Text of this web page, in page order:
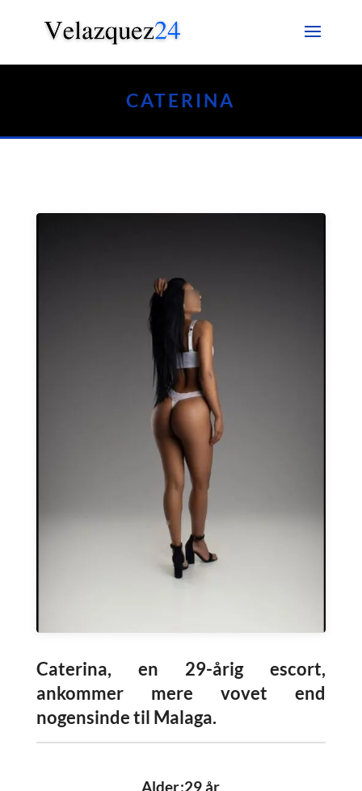
CATERINA
Caterina, en 29-årig escort,
ankommer mere vovet end
nogensinde til Malaga.
Alder 29 år